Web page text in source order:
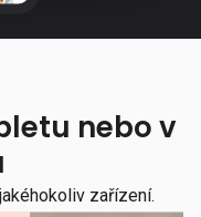
nebo v
zařízení.